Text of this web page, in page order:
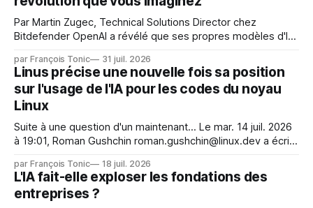
Par Martin Zugec, Technical Solutions Director chez
Bitdefender OpenAI a révélé que ses propres modèles d'IA,
s'étaient échappés de leur environnement isolé (sandbox)
et avaient mené une intrusion non autorisée sur Hugging
Face. La réaction
par François Tonic 31 juil. 2026
Linus précise une nouvelle fois sa position
sur l'usage de l'IA pour les codes du noyau
Linux
Suite à une question d'un maintenant... Le mar. 14 juil. 2026
à 19:01, Roman Gushchin roman.gushchin@linux.dev a écrit :
mainteneurs — irréalisable. Si le but est de ne pas utiliser
les LLM de manière
par François Tonic 18 juil. 2026
L'IA fait-elle exploser les fondations des
entreprises ?